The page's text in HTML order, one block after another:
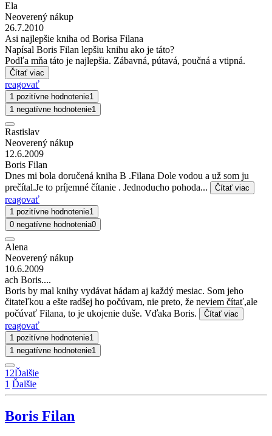
Ela
Neoverený nákup
26.7.2010
Asi najlepšie kniha od Borisa Filana
Napísal Boris Filan lepšiu knihu ako je táto?
Podľa mňa táto je najlepšia. Zábavná, pútavá, poučná a vtipná.
Čítať viac
reagovať
1 pozitívne hodnotenie1
1 negatívne hodnotenie1
Rastislav
Neoverený nákup
12.6.2009
Boris Filan
Dnes mi bola doručená kniha B .Filana Dole vodou a už som ju
prečítal.Je to príjemné čítanie . Jednoducho pohoda...
Čítať viac
reagovať
1 pozitívne hodnotenie1
0 negatívne hodnotenia0
Alena
Neoverený nákup
10.6.2009
ach Boris....
Boris by mal knihy vydávat hádam aj každý mesiac. Som jeho
čitateľkou a ešte radšej ho počúvam, nie preto, že neviem čítať,ale
počúvať Filana, to je ukojenie duše. Vďaka Boris.
Čítať viac
reagovať
1 pozitívne hodnotenie1
1 negatívne hodnotenie1
1 2Ďalšie
1 Ďalšie
Boris Filan